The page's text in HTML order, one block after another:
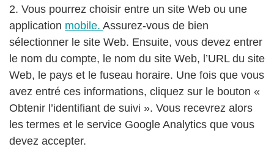
2. Vous pourrez choisir entre un site Web ou une
application mobile. Assurez-vous de bien
sélectionner le site Web. Ensuite, vous devez entrer
le nom du compte, le nom du site Web, l’URL du site
Web, le pays et le fuseau horaire. Une fois que vous
avez entré ces informations, cliquez sur le bouton «
Obtenir l’identifiant de suivi ». Vous recevrez alors
les termes et le service Google Analytics que vous
devez accepter.